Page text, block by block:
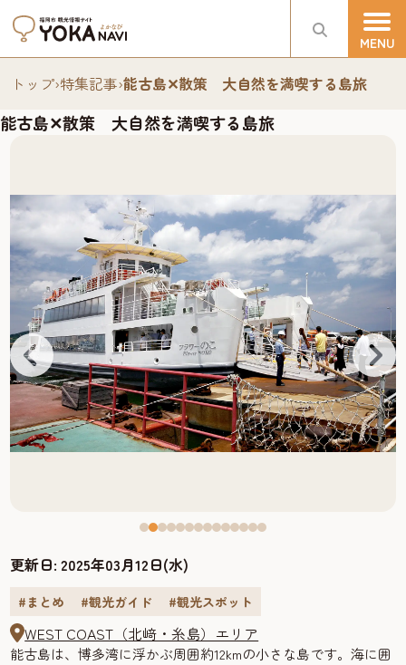
トップ›特集記事›能古島✕散策 大自然を満喫する島旅
能古島✕散策 大自然を満喫する島旅
更新日:2025年03月12日(水)
#まとめ #観光ガイド #観光スポット
WEST COAST（北﨑・糸島）エリア
能古島は、博多湾に浮かぶ周囲約12kmの小さな島です。海に囲